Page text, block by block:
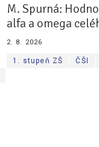
M. Spurná:
alfa a omega
2. 8. 2026
1. stupeň ZŠ ČŠI